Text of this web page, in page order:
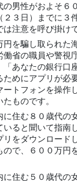
の男性がおよそ６
２３日）までに３
注意を呼び掛け
円を騙し取られた
働省の職員や警視
「あなたの銀行口
ためにアプリが必
ートフォンを操作
ものです。
に住む８０歳代の
いると聞いて指南
リをダウンロード
ので、６００万円
に住む５０歳代の